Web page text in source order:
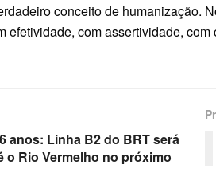
conceito de humanização.
efetividade, com assertividade, com
anos: Linha B2 do BRT será
o Rio Vermelho no próximo